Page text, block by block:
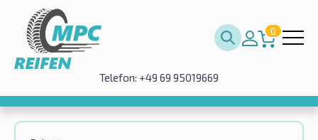
0
Telefon: +49 69 95019669